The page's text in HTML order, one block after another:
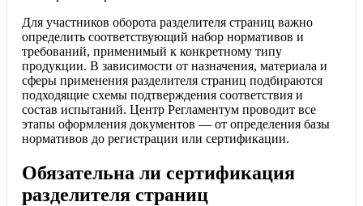
Для участников оборота разделителя страниц важно
определить соответствующий набор нормативов и
требований, применимый к конкретному типу
продукции. В зависимости от назначения, материала и
сферы применения разделителя страниц подбираются
подходящие схемы подтверждения соответствия и
состав испытаний. Центр Регламентум проводит все
этапы оформления документов — от определения базы
нормативов до регистрации или сертификации.
Обязательна ли сертификация
разделителя страниц